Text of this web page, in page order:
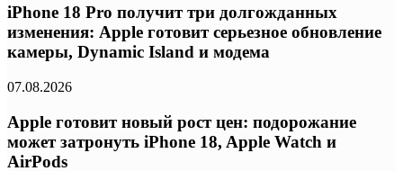
iPhone 18 Pro получит три долгожданных
изменения: Apple готовит серьезное обновление
камеры, Dynamic Island и модема
07.08.2026
Apple готовит новый рост цен: подорожание
может затронуть iPhone 18, Apple Watch и
AirPods